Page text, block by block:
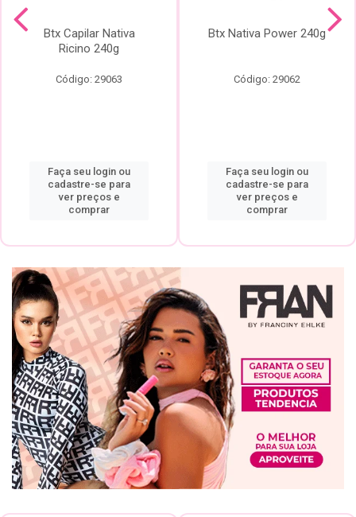
Btx Capilar Nativa
Ricino 240g
Código: 29063
Faça seu login ou
cadastre-se para
ver preços e
comprar
Btx Nativa Power 240g
Código: 29062
Faça seu login ou
cadastre-se para
ver preços e
comprar